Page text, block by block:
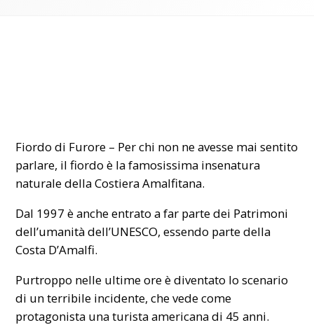
Fiordo di Furore – Per chi non ne avesse mai sentito
parlare, il fiordo è la famosissima insenatura
naturale della Costiera Amalfitana.
Dal 1997 è anche entrato a far parte dei Patrimoni
dell’umanitàdell’UNESCO, essendo parte della
Costa D’Amalfi.
Purtroppo nelle ultime ore è diventato lo scenario
di un terribile incidente, che vede come
protagonista una turista americana di 45 anni.